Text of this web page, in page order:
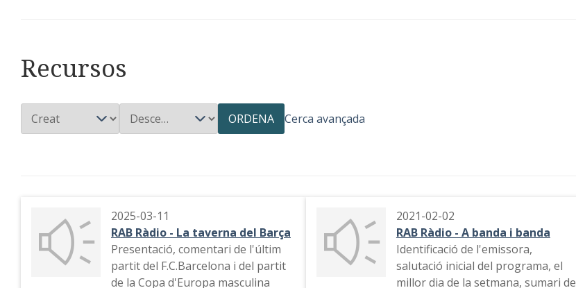
Recursos
ORDENA Cerca avançada
2025-03-11
RAB Ràdio - La taverna del Barça
Presentació, comentari de l'últim
partit del F.C.Barcelona i del partit
de la Copa d'Europa masculina
2021-02-02
RAB Ràdio - A banda i banda
Identificació de l'emissora,
salutació inicial del programa, el
millor dia de la setmana, sumari de